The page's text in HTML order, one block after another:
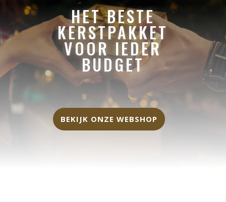
HET BESTE
KERSTPAKKET
VOOR IEDER
BUDGET
BEKIJK ONZE WEBSHOP